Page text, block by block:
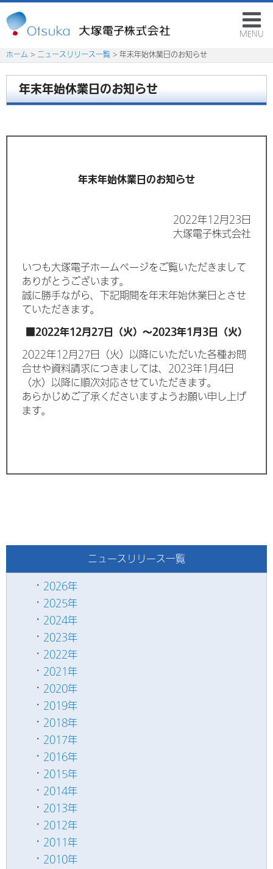
MENU
ホーム > ニュースリリース一覧 > 年末年始休業日のお知らせ
年末年始休業日のお知らせ
年末年始休業日のお知らせ
2022年12月23日
大塚電子株式会社
いつも大塚電子ホームページをご覧いただきまして
ありがとうございます。
誠に勝手ながら、下記期間を年末年始休業日とさせ
ていただきます。
■2022年12月27日（火）～2023年1月3日（火）
2022年12月27日（火）以降にいただいた各種お問
合せや資料請求につきましては、2023年1月4日
（水）以降に順次対応させていただきます。
あらかじめご了承くださいますようお願い申し上げ
ます。
ニュースリリース一覧
2026年
2025年
2024年
2023年
2022年
2021年
2020年
2019年
2018年
2017年
2016年
2015年
2014年
2013年
2012年
2011年
2010年